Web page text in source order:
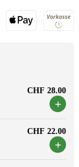
CHF 28.00
+
CHF 22.00
+